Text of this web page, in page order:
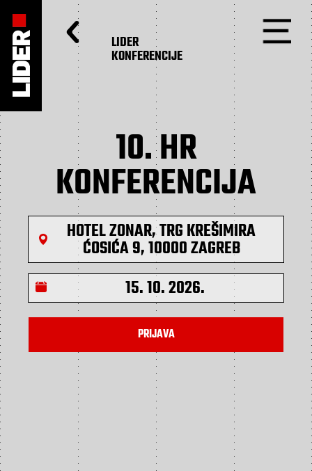
LIDER
KONFERENCIJE
10. HR
KONFERENCIJA
HOTEL ZONAR, TRG KREŠIMIRA
ĆOSIĆA 9, 10000 ZAGREB
15. 10. 2026.
PRIJAVA